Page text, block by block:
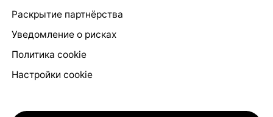
Раскрытие партнёрства
Уведомление о рисках
Политика cookie
Настройки cookie